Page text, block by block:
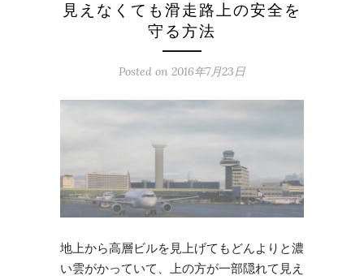
見えなくても滑走路上の安全を
守る方法
Posted on 2016年7月23日
地上から高層ビルを見上げてもどんよりと濃
い雲がかっていて、上の方が一部隠れて見え